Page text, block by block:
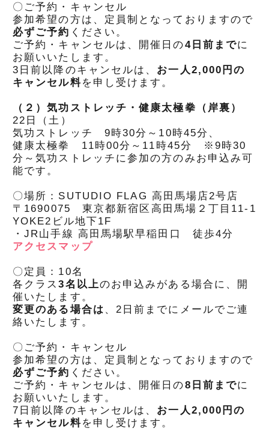
〇ご予約・キャンセル
参加希望の方は、定員制となっておりますので
必ずご予約 ください。
ご予約・キャンセルは、開催日の4 日前までに
お願いいたします。
3日前以降のキャンセルは、 お一人2,000円の
キャンセル料を申し受けます。
（２）気功ストレッチ・健康太極拳（岸裏）
22日（土）
気功ストレッチ 9時30分～10時45分、
健康太極拳 11時00分～11時45分 ※9時30
分～気功ストレッチに参加の方のみお申込み可
能です。
〇場所：SUTUDIO FLAG 高田馬場店2号店
〒1690075 東京都新宿区高田馬場２丁目11-1
YOKE2ビル地下1F
・JR山手線 高田馬場駅早稲田口 徒歩4分
アクセスマップ
〇定員：10名
各クラス3名以上のお申込みがある場合に、開
催いたします。
変更のある場合は 、2日前までにメールでご連
絡いたします。
〇ご予約・キャンセル
参加希望の方は、定員制となっておりますので
必ずご予約 ください。
ご予約・キャンセルは、開催日の8 日前までに
お願いいたします。
7日前以降のキャンセルは、 お一人2,000円の
キャンセル料を申し受けます。